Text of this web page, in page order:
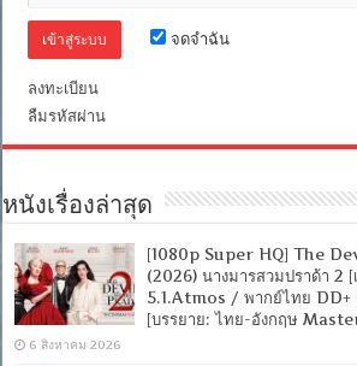
[ONE2UP]
จดจำฉัน
ลงทะเบียน
ลืมรหัสผ่าน
หนังเรื่องล่าสุด
[1080p Super HQ] The
(2026) นางมารสวมปราด้า 2 [
5.1.Atmos / พากย์ไทย DD+
[บรรยาย: ไทย-อังกฤษ
6 สิงหาคม 2026